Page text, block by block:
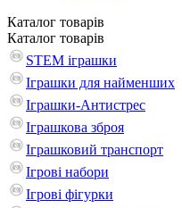
Каталог товарів
Каталог товарів
STEM іграшки
Іграшки для найменших
Іграшки-Антистрес
Іграшкова зброя
Іграшковий транспорт
Ігрові набори
Ігрові фігурки